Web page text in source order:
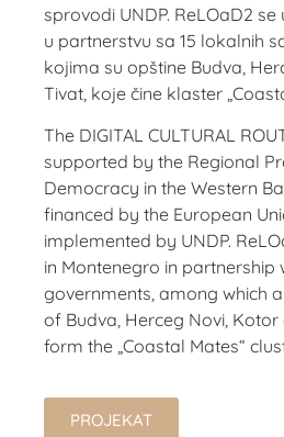
sprovodi UNDP. ReLOaD2
u partnerstvu sa 15 lokalnih
kojima su opštine Budva,
Tivat, koje čine klaster
The DIGITAL CULTURAL
supported by the Regional
Democracy in the Western
financed by the European
implemented by UNDP.
in Montenegro in partnership
governments, among which
of Budva, Herceg Novi, Kotor
form the „Coastal Mates“
PROJEKAT